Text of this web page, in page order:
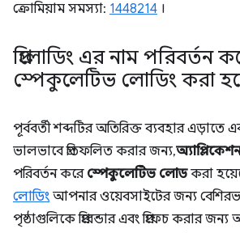
ক্রোমিয়াম সমস্যা: 1448214 ।
প্রিলোডিং এর নাম পরিবর্তন
স্পেকুলেটিভ লোডিং করা
পূর্ববর্তী শব্দটির অতিরিক্ত ব্যবহার
ভালভাবে প্রতিফলিত করার জন্য,
পরিবর্তন করে স্পেকুলেটিভ লোডকরা
লোডিং আপনার ওয়েবসাইটের জন্য
পৃষ্ঠাগুলিকে প্রিরেন্ডার এবং প্রিফেচ করার